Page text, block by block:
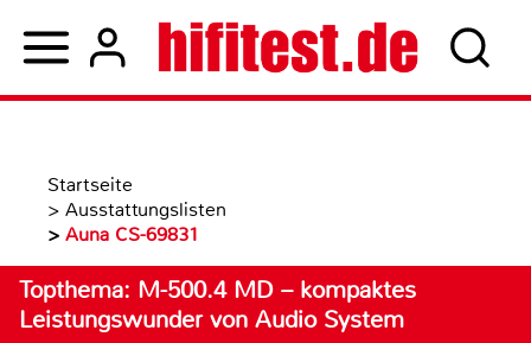
Startseite
> Ausstattungslisten
> Auna CS-69831
Topthema: M-500.4 MD – kompaktes
Leistungswunder von Audio System